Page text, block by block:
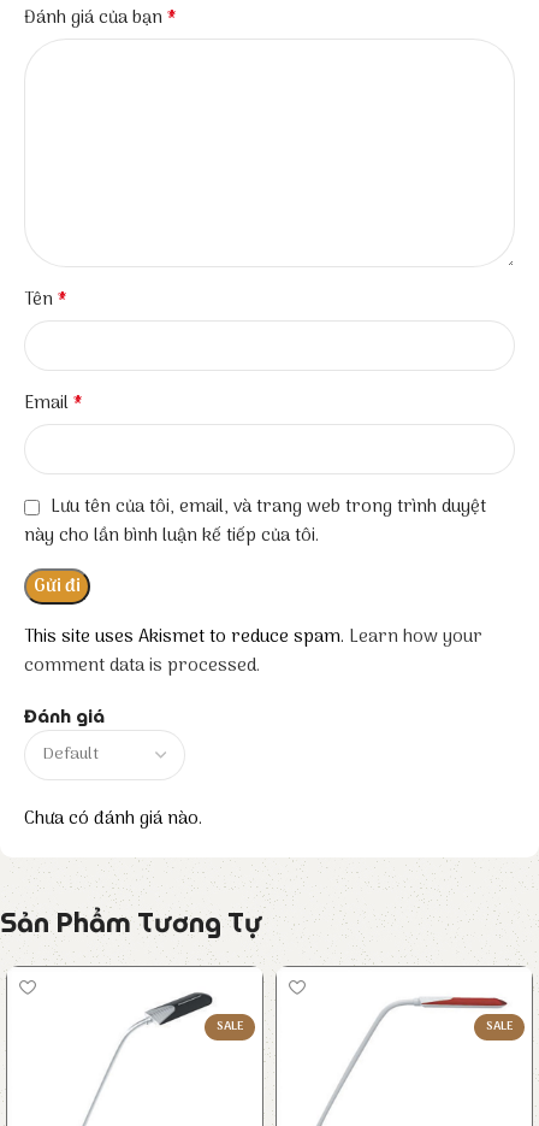
Đánh giá
Chưa có đánh giá nào.
Đánh giá của bạn*
Tên*
Email*
Lưu tên của tôi, email, và trang web trong trình duyệt
này cho lần bình luận kế tiếp của tôi.
This site uses Akismet to reduce spam. Learn how your
comment data is processed.
Sản Phẩm Tương Tự
SALE SALE